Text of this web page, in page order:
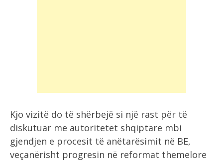
Kjo vizitë do të shërbejë si një rast për të
diskutuar me autoritetet shqiptare mbi
gjendjen e procesit të anëtarësimit në BE,
veçanërisht progresin në reformat themelore